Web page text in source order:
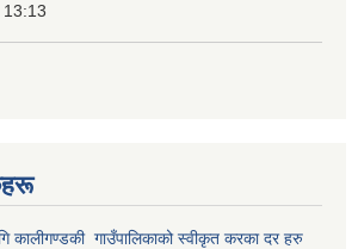
गाउँपालिकाको स्वीकृत करका दर हरु